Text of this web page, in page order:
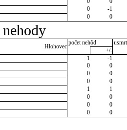
0
-1
0 0
nehody
Hlohovec
počet nehôd
+/-
1
-1
0
0
0
0
0
0
1
1
0
0
0
0
0 0